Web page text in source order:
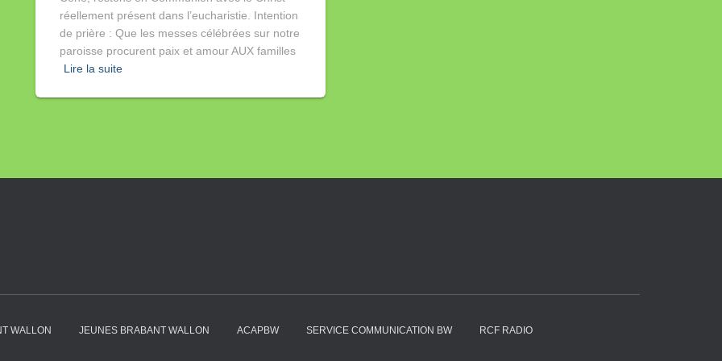
réellement présent dans l’eucharistie. Intention
de prière : Que les messes célébrées sur notre
paroisse procurent paix et amour AUX familles
Lire la suite
WALLON JEUNES BRABANT WALLON ACAPBW SERVICE COMMUNICATION BW RCF RADIO